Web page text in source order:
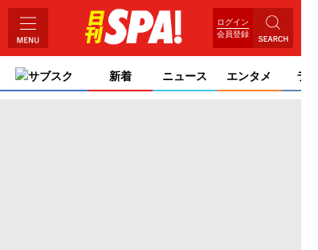
ログイン
会員登録
サブスク 新着 ニュース エンタメ ライ